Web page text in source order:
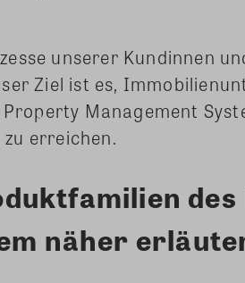
unserer Kundinnen
Ziel ist es,
Management
erreichen.
näher